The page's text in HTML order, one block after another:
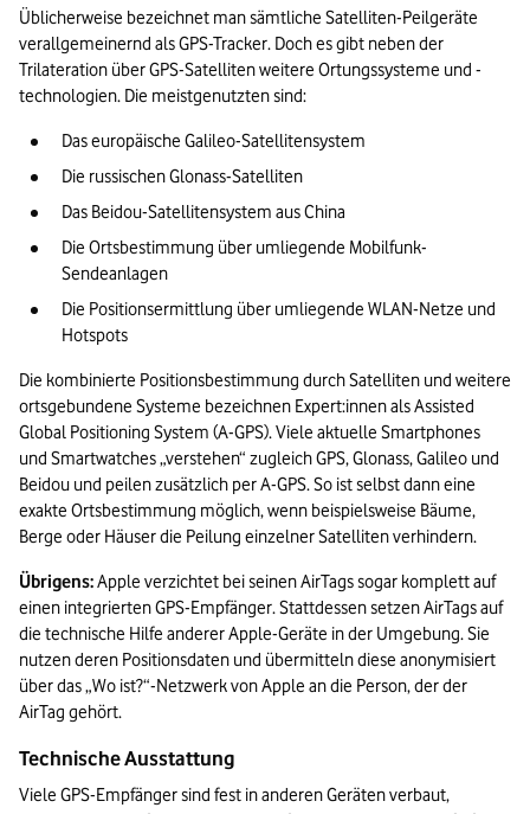
Üblicherweise bezeichnet man sämtliche Satelliten-Peilgeräte
verallgemeinernd als GPS-Tracker. Doch es gibt neben der
Trilateration über GPS-Satelliten weitere Ortungssysteme und -
technologien. Die meistgenutzten sind:
Das europäische Galileo-Satellitensystem
Die russischen Glonass-Satelliten
Das Beidou-Satellitensystem aus China
Die Ortsbestimmung über umliegende Mobilfunk-
Sendeanlagen
Die Positionsermittlung über umliegende WLAN-Netze und
Hotspots
Die kombinierte Positionsbestimmung durch Satelliten und weitere
ortsgebundene Systeme bezeichnen Expert:innen als Assisted
Global Positioning System (A-GPS). Viele aktuelle Smartphones
und Smartwatches „verstehen“ zugleich GPS, Glonass, Galileo und
Beidou und peilen zusätzlich per A-GPS. So ist selbst dann eine
exakte Ortsbestimmung möglich, wenn beispielsweise Bäume,
Berge oder Häuser die Peilung einzelner Satelliten verhindern.
Übrigens: Apple verzichtet bei seinen AirTags sogar komplett auf
einen integrierten GPS-Empfänger. Stattdessen setzen AirTags auf
die technische Hilfe anderer Apple-Geräte in der Umgebung. Sie
nutzen deren Positionsdaten und übermitteln diese anonymisiert
über das „Wo ist?“-Netzwerk von Apple an die Person, der der
AirTag gehört.
Technische Ausstattung
Viele GPS-Empfänger sind fest in anderen Geräten verbaut,